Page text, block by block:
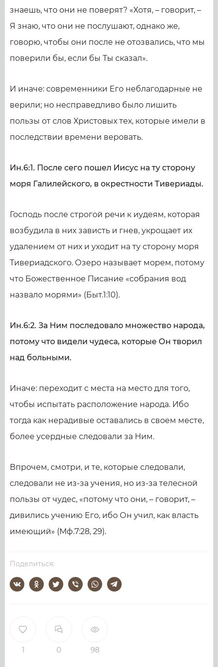
1 0 98
знаешь, что они не поверят? «Хотя, – говорит, –
Я знаю, что они не послушают, однако же,
говорю, чтобы они после не отозвались, что мы
поверили бы, если бы Ты сказал».
И иначе: современники Его неблагодарные не
верили; но несправедливо было лишить
пользы от слов Христовых тех, которые имели в
последствии времени веровать.
Ин.6:1. После сего пошел Иисус на ту сторону
моря Галилейского, в окрестности Тивериады.
Господь после строгой речи к иудеям, которая
возбудила в них зависть и гнев, укрощает их
удалением от них и уходит на ту сторону моря
Тивериадского. Озеро называет морем, потому
что Божественное Писание «собрания вод
назвало морями» (Быт.1:10).
Ин.6:2. За Ним последовало множество народа,
потому что видели чудеса, которые Он творил
над больными.
Иначе: переходит с места на место для того,
чтобы испытать расположение народа. Ибо
тогда как нерадивые оставались в своем месте,
более усердные следовали за Ним.
Впрочем, смотри, и те, которые следовали,
следовали не из-за учения, но из-за телесной
пользы от чудес, «потому что они, – говорит, –
дивились учению Его, ибо Он учил, как власть
имеющий» (Мф.7:28, 29).
Поделиться: